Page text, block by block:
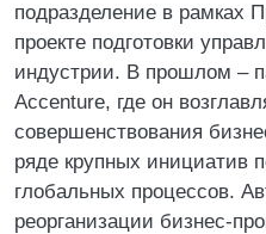
подразделение в рамках
проекте подготовки
индустрии. В прошлом –
Accenture, где он
совершенствования
ряде крупных инициатив
глобальных процессов.
реорганизации бизнес-